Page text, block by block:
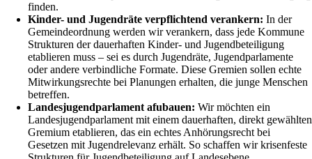
finden.
Kinder- und Jugendräte verpflichtend verankern: In der
Gemeindeordnung werden wir verankern, dass jede Kommune
Strukturen der dauerhaften Kinder- und Jugendbeteiligung
etablieren muss – sei es durch Jugendräte, Jugendparlamente
oder andere verbindliche Formate. Diese Gremien sollen echte
Mitwirkungsrechte bei Planungen erhalten, die junge Menschen
betreffen.
Landesjugendparlament afubauen: Wir möchten ein
Landesjugendparlament mit einem dauerhaften, direkt gewählten
Gremium etablieren, das ein echtes Anhörungsrecht bei
Gesetzen mit Jugendrelevanz erhält. So schaffen wir krisenfeste